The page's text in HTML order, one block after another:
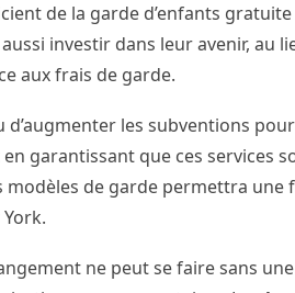
de la garde d’enfants
investir dans leur avenir, au
aux frais de garde.
les subventions
garantissant que ces services
de garde permettra une
ne peut se faire sans